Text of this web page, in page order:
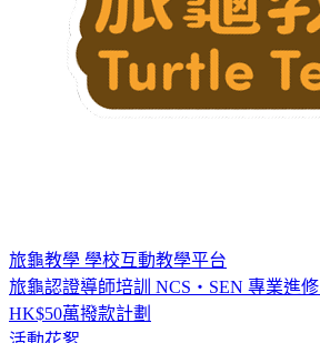
旅龜教學 學校互動教學平台
旅龜認證導師培訓
NCS・SEN 專業進修
HK$50萬撥款計劃